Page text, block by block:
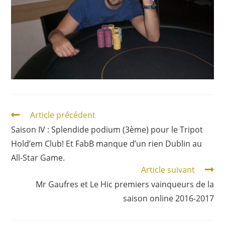
Article précédent
Saison IV : Splendide podium (3ème) pour le Tripot
Hold’em Club! Et FabB manque d’un rien Dublin au
All-Star Game.
Article suivant
Mr Gaufres et Le Hic premiers vainqueurs de la
saison online 2016-2017